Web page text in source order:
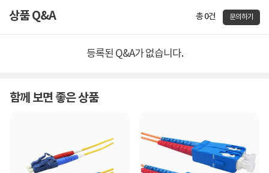
상품 Q&A 총 0건 문의하기
등록된 Q&A가 없습니다.
함께 보면 좋은 상품